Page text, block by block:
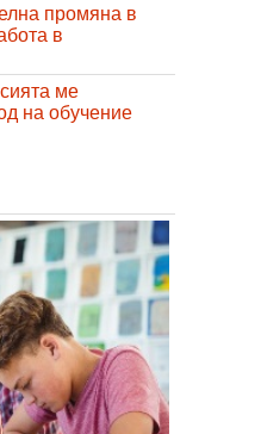
промяна в
в
ме
на обучение